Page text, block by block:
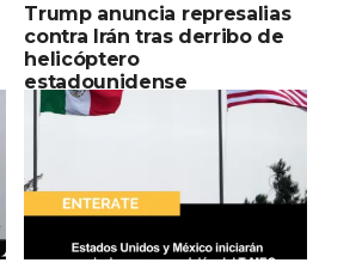
Trump anuncia represalias
contra Irán tras derribo de
helicóptero
estadounidense